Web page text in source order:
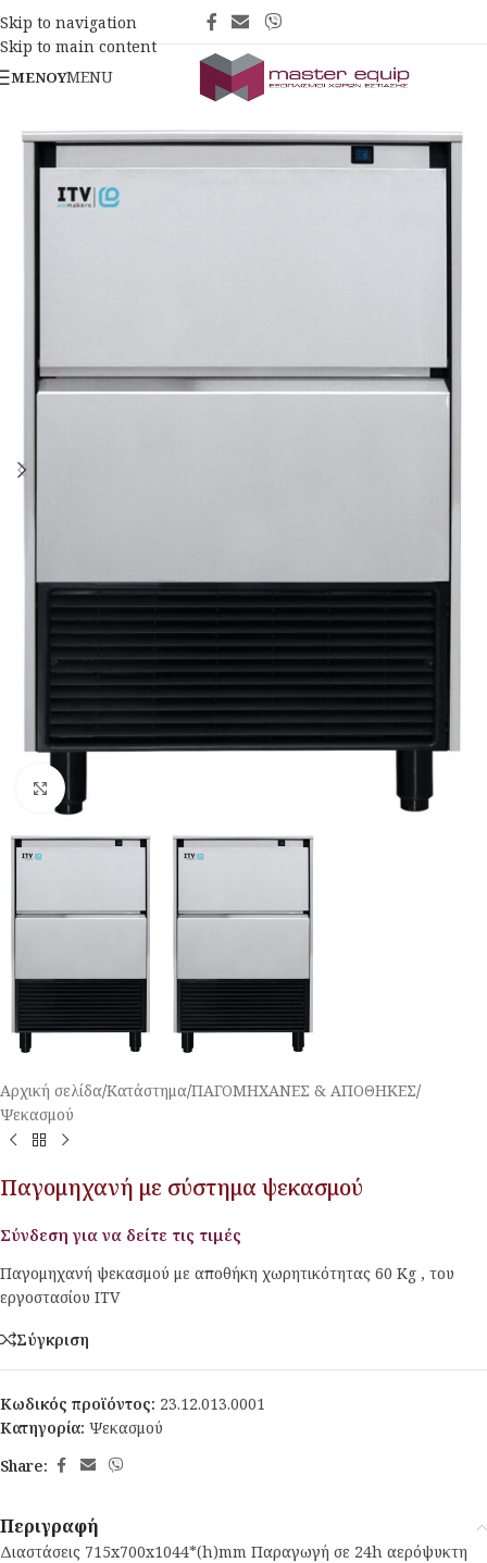
Skip to navigation
Skip to main content
ΜΕΝΟΎMENU
Κλικ για μεγέθυνση
Αρχική σελίδα/Κατάστημα/ΠΑΓΟΜΗΧΑΝΕΣ & ΑΠΟΘΗΚΕΣ/
Ψεκασμού
Παγομηχανή με σύστημα ψεκασμού
Σύνδεση για να δείτε τις τιμές
Παγομηχανή ψεκασμού με αποθήκη χωρητικότητας 60 Kg , του
εργοστασίου ITV
Σύγκριση
Κωδικός προϊόντος: 23.12.013.0001
Κατηγορία: Ψεκασμού
Share:
Περιγραφή
Διαστάσεις 715x700x1044*(h)mm Παραγωγή σε 24h αερόψυκτη